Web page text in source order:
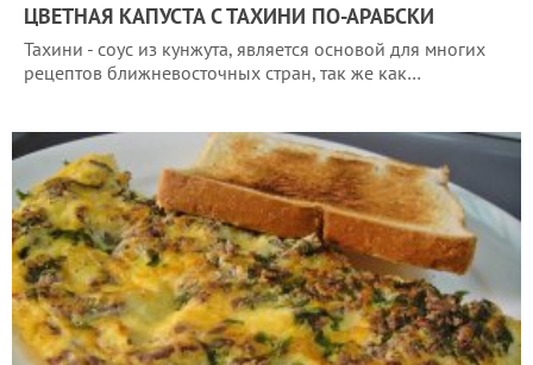
ЦВЕТНАЯ КАПУСТА С ТАХИНИ ПО-АРАБСКИ
Тахини - соус из кунжута, является основой для многих
рецептов ближневосточных стран, так же как…